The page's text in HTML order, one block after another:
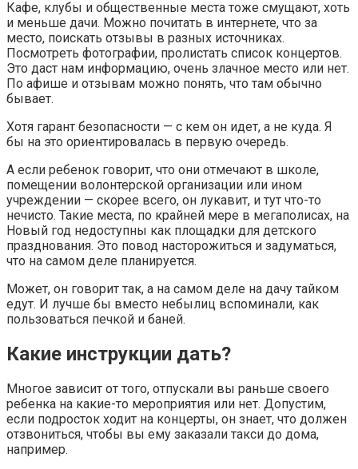
Кафе, клубы и общественные места тоже смущают, хоть
и меньше дачи. Можно почитать в интернете, что за
место, поискать отзывы в разных источниках.
Посмотреть фотографии, пролистать список концертов.
Это даст нам информацию, очень злачное место или нет.
По афише и отзывам можно понять, что там обычно
бывает.
Хотя гарант безопасности — с кем он идет, а не куда. Я
бы на это ориентировалась в первую очередь.
А если ребенок говорит, что они отмечают в школе,
помещении волонтерской организации или ином
учреждении — скорее всего, он лукавит, и тут что-то
нечисто. Такие места, по крайней мере в мегаполисах, на
Новый год недоступны как площадки для детского
празднования. Это повод насторожиться и задуматься,
что на самом деле планируется.
Может, он говорит так, а на самом деле на дачу тайком
едут. И лучше бы вместо небылиц вспоминали, как
пользоваться печкой и баней.
Какие инструкции дать?
Многое зависит от того, отпускали вы раньше своего
ребенка на какие-то мероприятия или нет. Допустим,
если подросток ходит на концерты, он знает, что должен
отзвониться, чтобы вы ему заказали такси до дома,
например.